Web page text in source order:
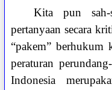
Kita pun sah-
pertanyaan secara
“pakem” berhukum
peraturan
Indonesia